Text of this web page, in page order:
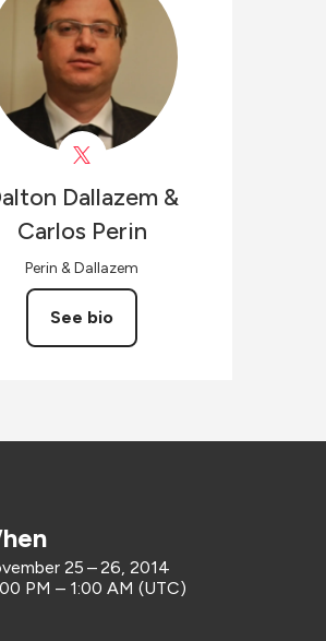
Dallazem &
Carlos Perin
Perin & Dallazem
See bio
when
25 – 26, 2014
PM – 1:00 AM (UTC)